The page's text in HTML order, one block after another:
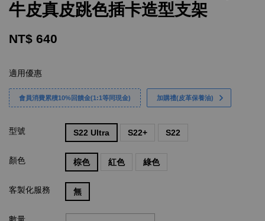
牛皮真皮跳色插卡造型支架
NT$ 640
適用優惠
會員消費累積10%回饋金(1:1等同現金) 加購禮(皮革保養油)
型號 S22 Ultra S22+ S22
顏色 棕色 紅色 綠色
客製化服務 無